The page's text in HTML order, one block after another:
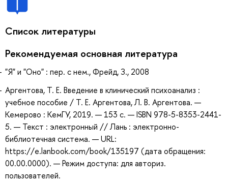
Список литературы
Рекомендуемая основная литература
"Я" и "Оно" : пер. с нем., Фрейд, З., 2008
Аргентова, Т. Е. Введение в клинический психоанализ :
учебное пособие / Т. Е. Аргентова, Л. В. Аргентова. —
Кемерово : КемГУ, 2019. — 153 с. — ISBN 978-5-8353-2441-
5. — Текст : электронный // Лань : электронно-
библиотечная система. — URL:
https://e.lanbook.com/book/135197 (дата обращения:
00.00.0000). — Режим доступа: для авториз.
пользователей.